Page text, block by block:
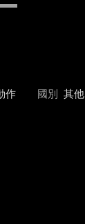
作 國別 其他